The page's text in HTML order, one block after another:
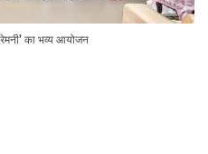
का भव्य आयोजन